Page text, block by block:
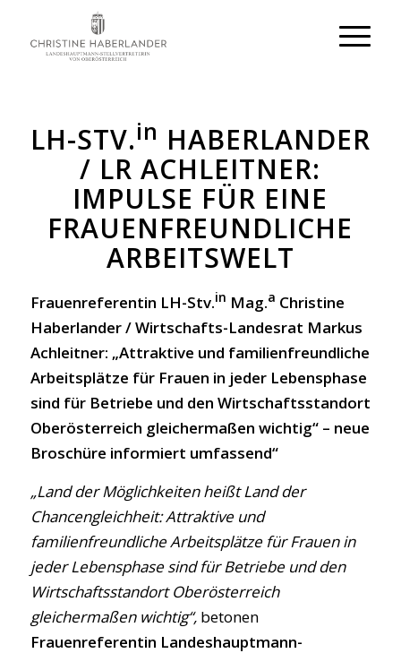
LH-STV.in HABERLANDER
/ LR ACHLEITNER:
IMPULSE FÜR EINE
FRAUENFREUNDLICHE
ARBEITSWELT
Frauenreferentin LH-Stv.in Mag.a Christine
Haberlander / Wirtschafts-Landesrat Markus
Achleitner: „Attraktive und familienfreundliche
Arbeitsplätze für Frauen in jeder Lebensphase
sind für Betriebe und den Wirtschaftsstandort
Oberösterreich gleichermaßen wichtig“ – neue
Broschüre informiert umfassend“
„Land der Möglichkeiten heißt Land der
Chancengleichheit: Attraktive und
familienfreundliche Arbeitsplätze für Frauen in
jeder Lebensphase sind für Betriebe und den
Wirtschaftsstandort Oberösterreich
gleichermaßen wichtig“,betonen
Frauenreferentin Landeshauptmann-